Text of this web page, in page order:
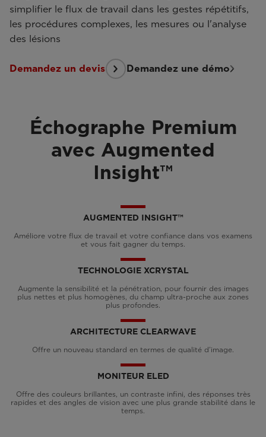
simplifier le flux de travail dans les gestes répétitifs,
les procédures complexes, les mesures ou l'analyse
des lésions
Demandez un devis Demandez une démo
Échographe Premium
avec Augmented
Insight™
AUGMENTED INSIGHT™
Améliore votre flux de travail et votre confiance dans vos examens
et vous fait gagner du temps.
TECHNOLOGIE XCRYSTAL
Augmente la sensibilité et la pénétration, pour fournir des images
plus nettes et plus homogènes, du champ ultra-proche aux zones
plus profondes.
ARCHITECTURE CLEARWAVE
Offre un nouveau standard en termes de qualité d’image.
MONITEUR ELED
Offre des couleurs brillantes, un contraste infini, des réponses très
rapides et des angles de vision avec une plus grande stabilité dans le
temps.